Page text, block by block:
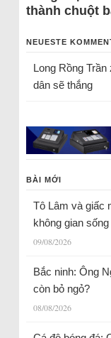
thành chuột
NEUESTE
Long Rồng Trần
dân sẽ thắng
BÀI MỚI
Tô Lâm và giấc
không gian
09/08/2026
Bắc ninh: Ông
còn bỏ ngỏ?
08/08/2026